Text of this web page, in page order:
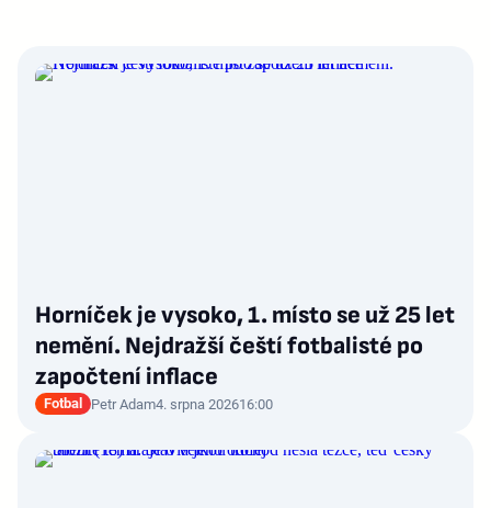
Horníček je vysoko, 1. místo se už 25 let
nemění. Nejdražší čeští fotbalisté po
započtení inflace
Fotbal Petr Adam4. srpna 202616:00